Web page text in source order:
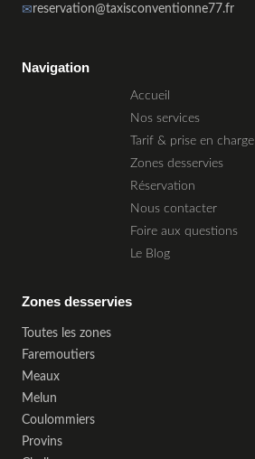
✉reservation@taxisconventionne77.fr
Navigation
Accueil
Nos services
Tarif & prise en charge
Zones desservies
Réservation
Nous contacter
Foire aux questions
Le Blog
Zones desservies
Toutes les zones
Faremoutiers
Meaux
Melun
Coulommiers
Provins